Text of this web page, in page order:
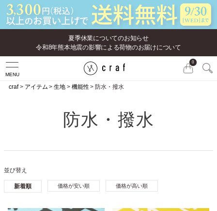
夏季休業についてのお知らせ
令和8年熊本地震の影響による荷物のお届けについて
MENU
0
craf アイテム 生地 機能性 防水・撥水
防水・撥水
並び替え
新着順 価格が安い順 価格が高い順